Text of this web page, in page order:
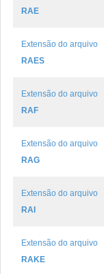
RAE
Extensão do arquivo
RAES
Extensão do arquivo
RAF
Extensão do arquivo
RAG
Extensão do arquivo
RAI
Extensão do arquivo
RAKE